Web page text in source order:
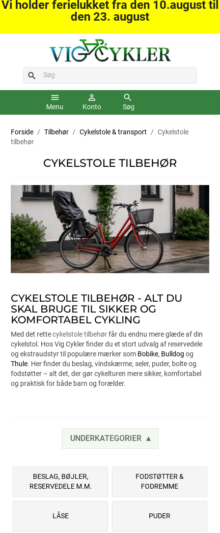
Vi holder ferielukket fra den 10.august til
den 23. august
search
menu
Menu
person_outline
Konto
search
Søg
Forside Tilbehør Cykelstole & transport
Cykelstole
tilbehør
CYKELSTOLE TILBEHØR
CYKELSTOLE TILBEHØR - ALT DU
SKAL BRUGE TIL SIKKER OG
KOMFORTABEL CYKLING
Med det rettecykelstole tilbehørfår du endnu mere glæde af din
cykelstol. Hos Vig Cykler finder du et stort udvalg af reservedele
og ekstraudstyr til populære mærker som Bobike, Bulldog og
Thule. Her finder du beslag, vindskærme, seler, puder, bolte og
fodstøtter – alt det, der gør cykelturen mere sikker, komfortabel
og praktisk for både barn og forælder.
UNDERKATEGORIER
BESLAG, BØJLER,
RESERVEDELE M.M.
FODSTØTTER &
FODREMME
LÅSE PUDER